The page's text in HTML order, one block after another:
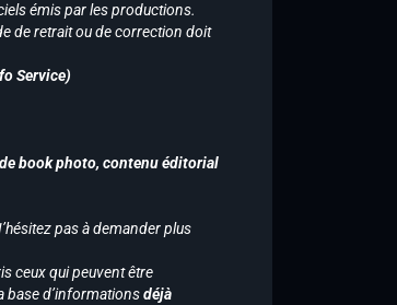
émis par les productions.
de retrait ou de correction doit
Service)
book photo, contenu éditorial
pas à demander plus
ceux qui peuvent être
base d’informationsdéjà